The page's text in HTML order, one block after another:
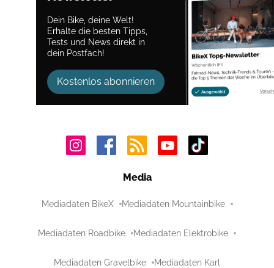
Dein Bike, deine Welt!
Erhalte die besten Tipps,
Tests und News direkt in
dein Postfach!
Kostenlos abonnieren
Media
Mediadaten BikeX Mediadaten Mountainbike
Mediadaten Roadbike Mediadaten Elektrobike
Mediadaten Gravelbike Mediadaten Karl